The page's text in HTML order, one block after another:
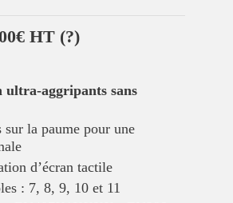
HT (?)
ultra-aggripants sans
la paume pour une
d’écran tactile
: 7, 8, 9, 10 et 11